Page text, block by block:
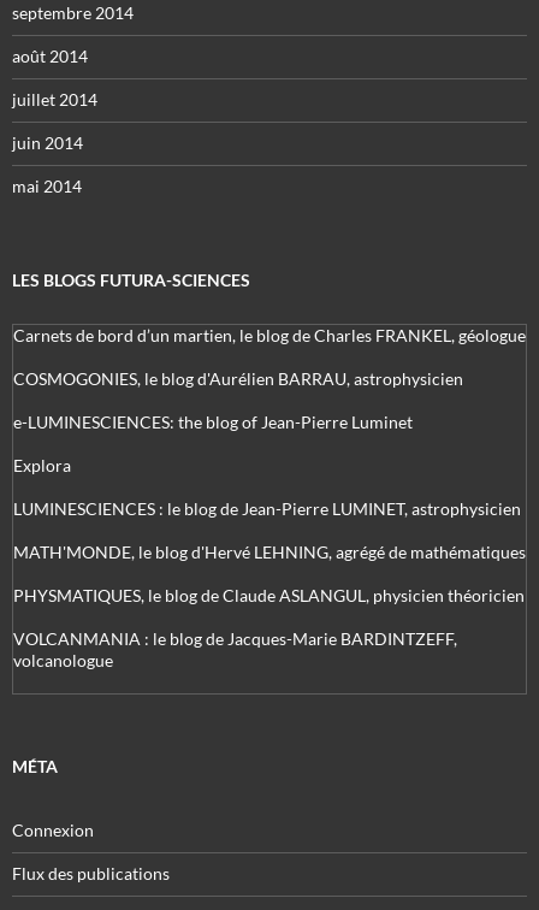
septembre 2014
août 2014
juillet 2014
juin 2014
mai 2014
LES BLOGS FUTURA-SCIENCES
Carnets de bord d’un martien, le blog de Charles FRANKEL, géologue
COSMOGONIES, le blog d'Aurélien BARRAU, astrophysicien
e-LUMINESCIENCES: the blog of Jean-Pierre Luminet
Explora
LUMINESCIENCES : le blog de Jean-Pierre LUMINET, astrophysicien
MATH'MONDE, le blog d'Hervé LEHNING, agrégé de mathématiques
PHYSMATIQUES, le blog de Claude ASLANGUL, physicien théoricien
VOLCANMANIA : le blog de Jacques-Marie BARDINTZEFF,
volcanologue
MÉTA
Connexion
Flux des publications